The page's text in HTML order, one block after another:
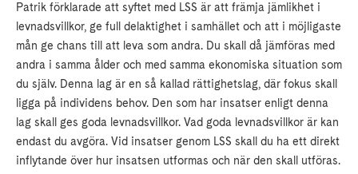
Patrik förklarade att syftet med LSS är att främja jämlikhet i
levnadsvillkor, ge full delaktighet i samhället och att i möjligaste
mån ge chans till att leva som andra. Du skall då jämföras med
andra i samma ålder och med samma ekonomiska situation som
du själv. Denna lag är en så kallad rättighetslag, där fokus skall
ligga på individens behov. Den som har insatser enligt denna
lag skall ges goda levnadsvillkor. Vad goda levnadsvillkor är kan
endast du avgöra. Vid insatser genom LSS skall du ha ett direkt
inflytande över hur insatsen utformas och när den skall utföras.